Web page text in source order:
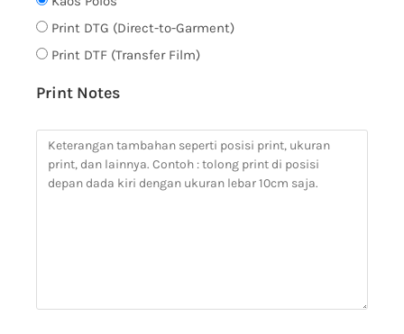
Print DTG (Direct-to-Garment)
Print DTF (Transfer Film)
Print Notes